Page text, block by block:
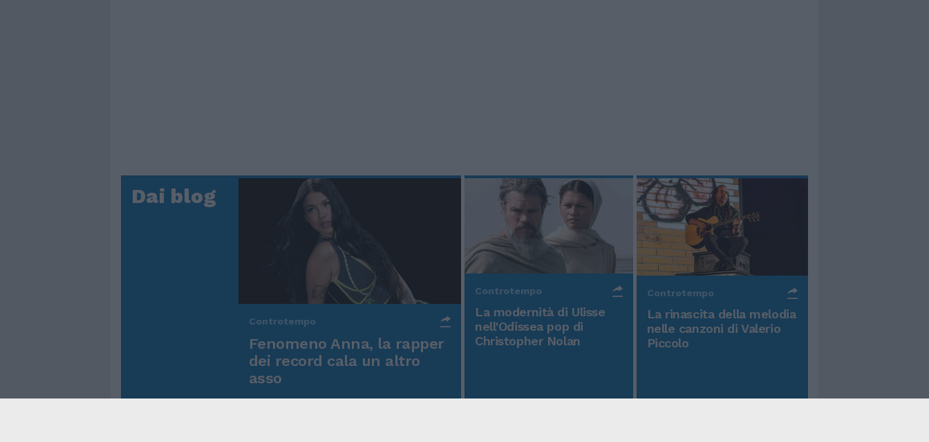
Dai blog
Controtempo
Fenomeno Anna, la rapper
dei record cala un altro
asso
Controtempo
La modernità di Ulisse
nell'Odissea pop di
Christopher Nolan
Controtempo
La rinascita della melodia
nelle canzoni di Valerio
Piccolo